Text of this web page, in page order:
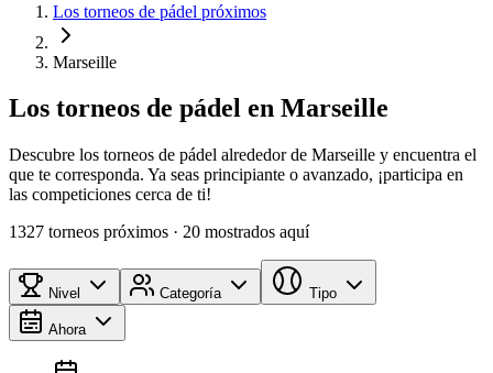
Los torneos de pádel próximos
Marseille
Los torneos de pádel en Marseille
Descubre los torneos de pádel alrededor de Marseille y encuentra el
que te corresponda. Ya seas principiante o avanzado, ¡participa en
las competiciones cerca de ti!
1327 torneos próximos · 20 mostrados aquí
Nivel Categoría Tipo
Ahora